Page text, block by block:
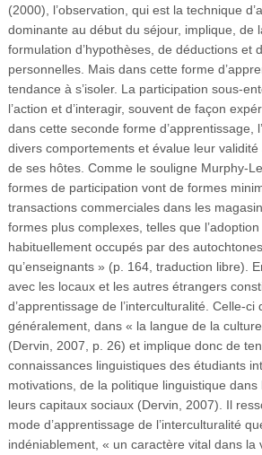
(2000), l’observation, qui est la technique
dominante au début du séjour, implique, de
formulation d’hypothèses, de déductions et
personnelles. Mais dans cette forme
tendance à s’isoler. La participation sous-
l’action et d’interagir, souvent de façon
dans cette seconde forme d’apprentissage,
divers comportements et évalue leur
de ses hôtes. Comme le souligne Murphy-
formes de participation vont de formes
transactions commerciales dans les
formes plus complexes, telles que
habituellement occupés par des
qu’enseignants » (p. 164, traduction libre).
avec les locaux et les autres étrangers
d’apprentissage de l’interculturalité. Celle-ci
généralement, dans « la langue de la
(Dervin, 2007, p. 26) et implique donc de
connaissances linguistiques des étudiants
motivations, de la politique linguistique dans
leurs capitaux sociaux (Dervin, 2007). Il
mode d’apprentissage de l’interculturalité
indéniablement, « un caractère vital dans la